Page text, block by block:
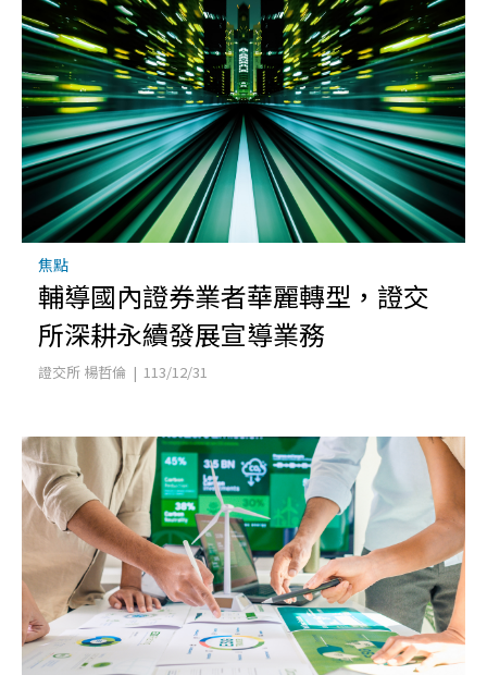
焦點
輔導國內證券業者華麗轉型，證交
所深耕永續發展宣導業務
證交所 楊哲倫 | 113/12/31